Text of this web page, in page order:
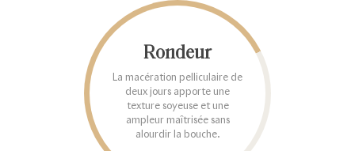
Rondeur
La macération pelliculaire de
deux jours apporte une
texture soyeuse et une
ampleur maîtrisée sans
alourdir la bouche.